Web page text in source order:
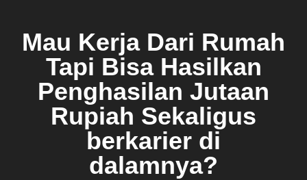
Mau Kerja Dari Rumah
Tapi Bisa Hasilkan
Penghasilan Jutaan
Rupiah Sekaligus
berkarier di
dalamnya?